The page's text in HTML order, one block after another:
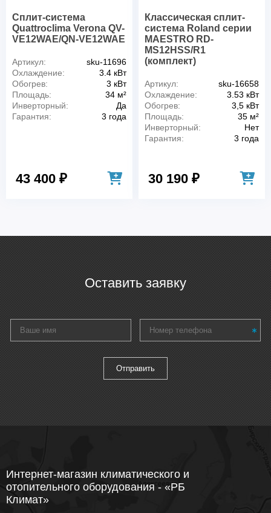
Сплит-система
Quattroclima Verona QV-
VE12WAE/QN-VE12WAE
Артикул:
sku-11696
Охлаждение:
3.4 кВт
Обогрев:
3 кВт
Площадь:
34 м²
Инверторный:
Да
Гарантия:
3 года
43 400 ₽
Классическая сплит-
система Roland серии
MAESTRO RD-
MS12HSS/R1
(комплект)
Артикул:
sku-16658
Охлаждение:
3.53 кВт
Обогрев:
3,5 кВт
Площадь:
35 м²
Инверторный:
Нет
Гарантия:
3 года
30 190 ₽
Оставить заявку
Интернет-магазин климатического и
отопительного оборудования - «РБ
Климат»